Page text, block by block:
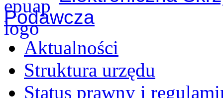
Podawcza
Aktualności
Struktura urzędu
Status prawny i